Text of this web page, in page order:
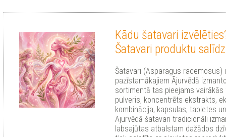
Kādu šatavari
Šatavari produktu
Šatavari (Asparagus racemosus)
pazīstamākajiem Ājurvēdā
sortimentā tas pieejams
pulveris, koncentrēts ekstrakts,
kombinācija, kapsulas, tabletes
Ājurvēdā šatavari tradicionāli
labsajūtas atbalstam dažādos